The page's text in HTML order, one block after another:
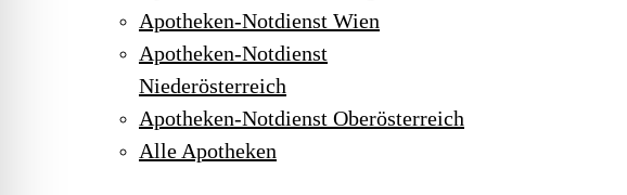
Apotheken-Notdienst Wien
Apotheken-Notdienst
Niederösterreich
Apotheken-Notdienst Oberösterreich
Alle Apotheken